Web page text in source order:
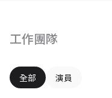
工作團隊
全部 演員